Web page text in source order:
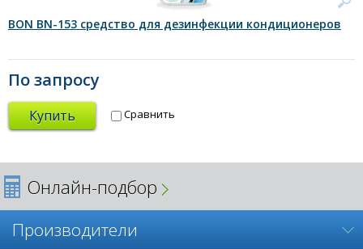
BON BN-153 средство для дезинфекции кондиционеров
По запросу
Купить Сравнить
Онлайн-подбор
Производители